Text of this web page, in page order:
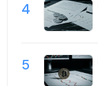
4
5